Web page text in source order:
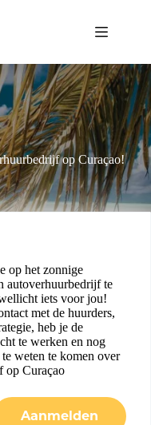
op Curaçao!
op het zonnige
autoverhuurbedrijf te
iets voor jou!
met de huurders,
heb je de
te werken en nog
weten te komen over
op Curaçao
Aanmelden